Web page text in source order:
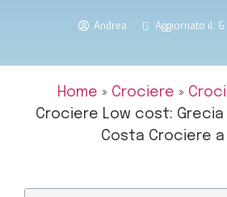
Andrea Aggiornato il: 6
Home » Crociere »
Crociere Low cost: Grecia
Costa Crociere a